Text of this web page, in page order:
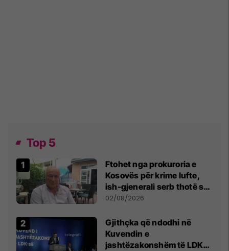
Top 5
Ftohet nga prokuroria e
Kosovës për krime lufte,
ish-gjenerali serb thotë se
dikush e tradhtoi në
02/08/2026
Gjithçka që ndodhi në
Kuvendin e
jashtëzakonshëm të LDK-